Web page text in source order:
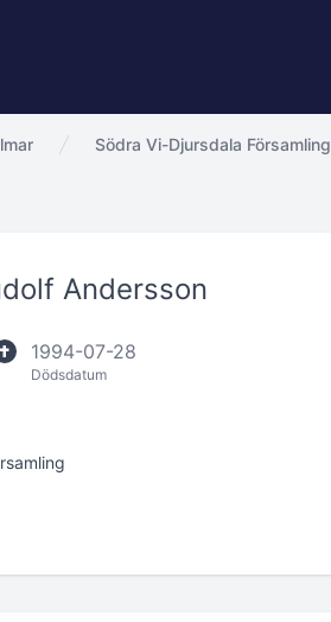
Södra Vi-Djursdala Församling
Andersson
1994-07-28
Dödsdatum